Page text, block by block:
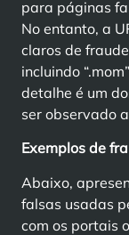
para páginas
No entanto, a
claros de
incluindo
detalhe é um
ser observado
Exemplos de
Abaixo,
falsas usadas
com os portais